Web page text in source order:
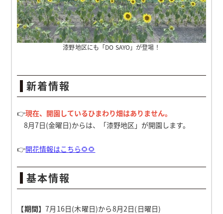
漆野地区にも「DO SAYO」が登場！
新着情報
👉現在、開園しているひまわり畑はありません。
8月7日(金曜日)からは、「漆野地区」が開園します。
👉開花情報はこちら🌻🌻
基本情報
【期間】7月16日(木曜日)から8月2日(日曜日)